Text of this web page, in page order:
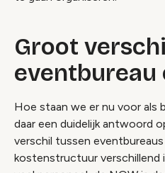
Groot
eventbureau
Hoe staan we er nu voor als
daar een duidelijk antwoord
verschil tussen
kostenstructuur verschillend